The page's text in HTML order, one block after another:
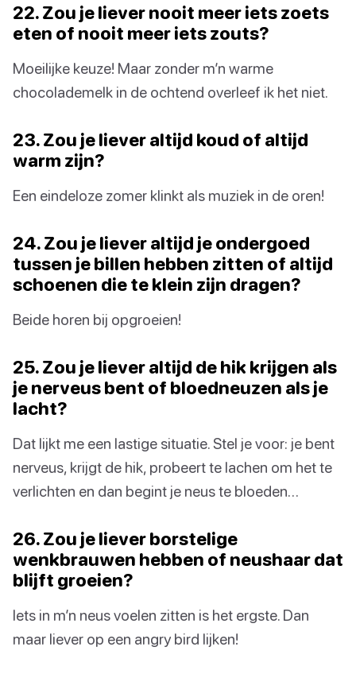
22. Zou je liever nooit meer iets zoets
eten of nooit meer iets zouts?
Moeilijke keuze! Maar zonder m’n warme
chocolademelk in de ochtend overleef ik het niet.
23. Zou je liever altijd koud of altijd
warm zijn?
Een eindeloze zomer klinkt als muziek in de oren!
24. Zou je liever altijd je ondergoed
tussen je billen hebben zitten of altijd
schoenen die te klein zijn dragen?
Beide horen bij opgroeien!
25. Zou je liever altijd de hik krijgen als
je nerveus bent of bloedneuzen als je
lacht?
Dat lijkt me een lastige situatie. Stel je voor: je bent
nerveus, krijgt de hik, probeert te lachen om het te
verlichten en dan begint je neus te bloeden…
26. Zou je liever borstelige
wenkbrauwen hebben of neushaar dat
blijft groeien?
Iets in m’n neus voelen zitten is het ergste. Dan
maar liever op een angry bird lijken!